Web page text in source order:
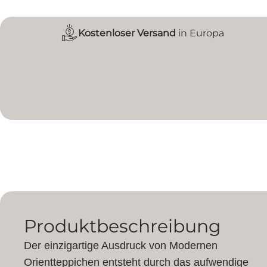
Kostenloser Versand in Europa
Produktbeschreibung
Der einzigartige Ausdruck von Modernen
Orientteppichen entsteht durch das aufwendige